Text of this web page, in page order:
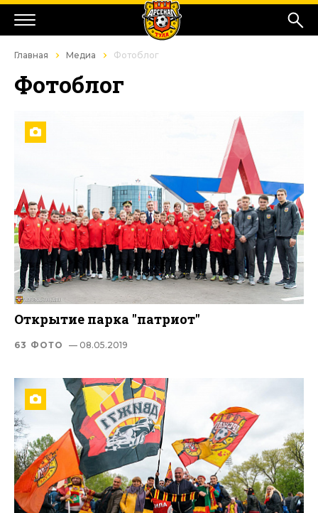
Главная Медиа Фотоблог
Фотоблог
Открытие парка "патриот"
63 ФОТО — 08.05.2019